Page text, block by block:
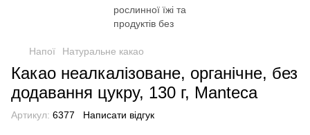
Напої Натуральне какао
Какао неалкалізоване, органічне, без
додавання цукру, 130 г, Manteca
Артикул: 6377 Написати відгук